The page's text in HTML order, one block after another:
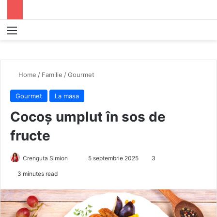
Home / Familie /Gourmet
Gourmet La masa
Cocoș umplut în sos de
fructe
Crenguta Simion
d
a
5 septembrie 2025 3
3 minutes read